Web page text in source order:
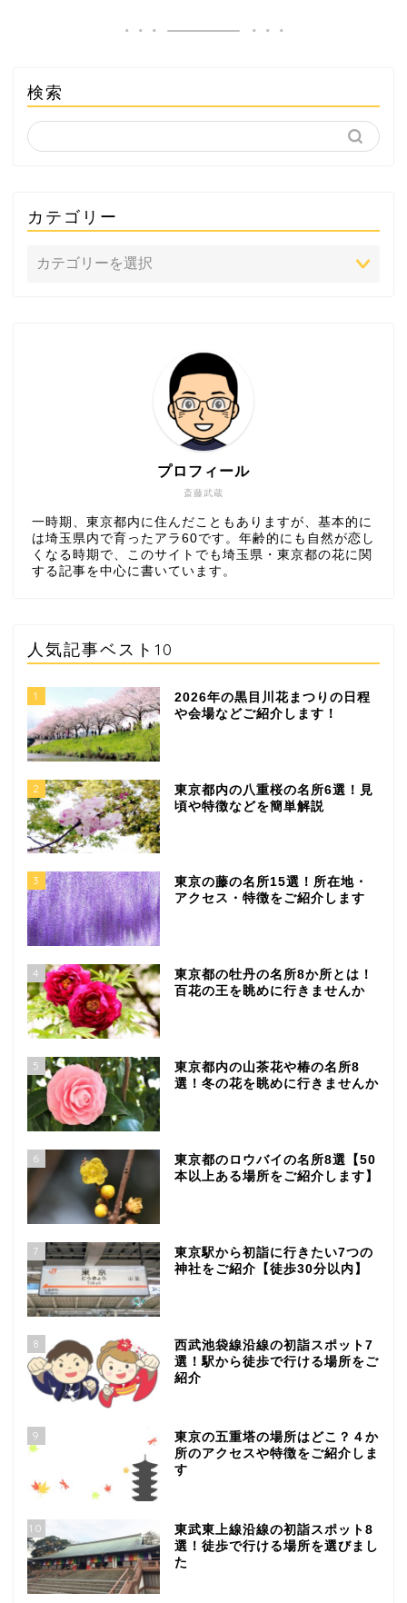
検索
カテゴリー
斎藤武蔵
プロフィール
一時期、東京都内に住んだこともありますが、基本的に
は埼玉県内で育ったアラ60です。年齢的にも自然が恋し
くなる時期で、このサイトでも埼玉県・東京都の花に関
する記事を中心に書いています。
人気記事ベスト10
1
2026年の黒目川花まつりの日程
や会場などご紹介します！
2
東京都内の八重桜の名所6選！見
頃や特徴などを簡単解説
3
東京の藤の名所15選！所在地・
アクセス・特徴をご紹介します
4
東京都の牡丹の名所8か所とは！
百花の王を眺めに行きませんか
5
東京都内の山茶花や椿の名所8
選！冬の花を眺めに行きませんか
6
東京都のロウバイの名所8選【50
本以上ある場所をご紹介します】
7
東京駅から初詣に行きたい7つの
神社をご紹介【徒歩30分以内】
8
西武池袋線沿線の初詣スポット7
選！駅から徒歩で行ける場所をご
紹介
9
東京の五重塔の場所はどこ？４か
所のアクセスや特徴をご紹介しま
す
10
東武東上線沿線の初詣スポット8
選！徒歩で行ける場所を選びまし
た